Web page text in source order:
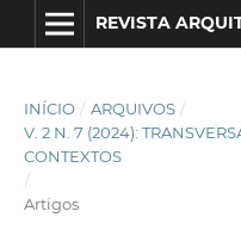
REVISTA
INÍCIO / ARQUIVOS /
V. 2 N. 7 (2024):
CONTEXTOS
/
Artigos